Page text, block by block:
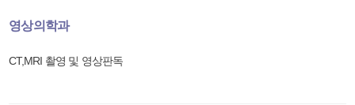
영상의학과
CT,MRI 촬영 및 영상판독